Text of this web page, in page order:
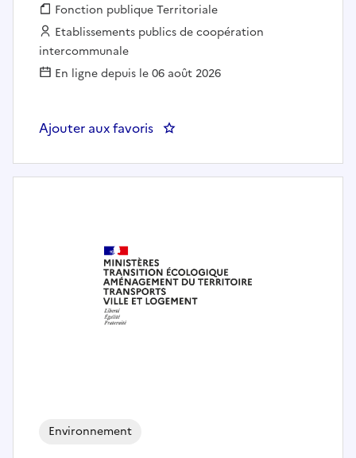
Fonction publique :
Fonction publique Territoriale
Employeur :
Etablissements publics de coopération
intercommunale
En ligne depuis le 06 août 2026
Ajouter aux favoris : DIRECTEUR ADMINISTRATIF
Environnement